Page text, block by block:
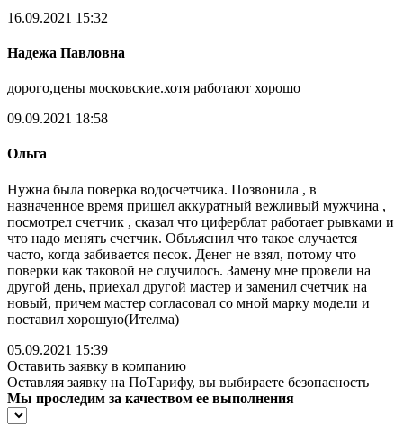
16.09.2021 15:32
Надежа Павловна
дорого,цены московские.хотя работают хорошо
09.09.2021 18:58
Ольга
Нужна была поверка водосчетчика. Позвонила , в
назначенное время пришел аккуратный вежливый мужчина ,
посмотрел счетчик , сказал что циферблат работает рывками и
что надо менять счетчик. Объъяснил что такое случается
часто, когда забивается песок. Денег не взял, потому что
поверки как таковой не случилось. Замену мне провели на
другой день, приехал другой мастер и заменил счетчик на
новый, причем мастер согласовал со мной марку модели и
поставил хорошую(Ителма)
05.09.2021 15:39
Оставить заявку в компанию
Оставляя заявку на ПоТарифу, вы выбираете безопасность
Мы проследим за качеством ее выполнения